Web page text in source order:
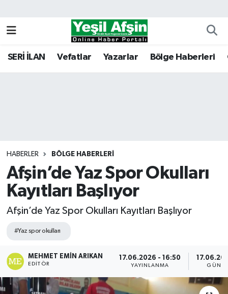
SERİ İLAN Vefatlar Yazarlar Bölge Haberleri
HABERLER BÖLGE HABERLERI
Afşin’de Yaz Spor Okulları
Kayıtları Başlıyor
Afşin’de Yaz Spor Okulları Kayıtları Başlıyor
#Yaz spor okulları
MEHMET EMIN ARIKAN
EDITÖR
17.06.2026 - 16:50
YAYINLANMA
Kahramanmaraş Nöbetçi Eczaneler
Tüm Manşetler
Son Dakika Haberleri